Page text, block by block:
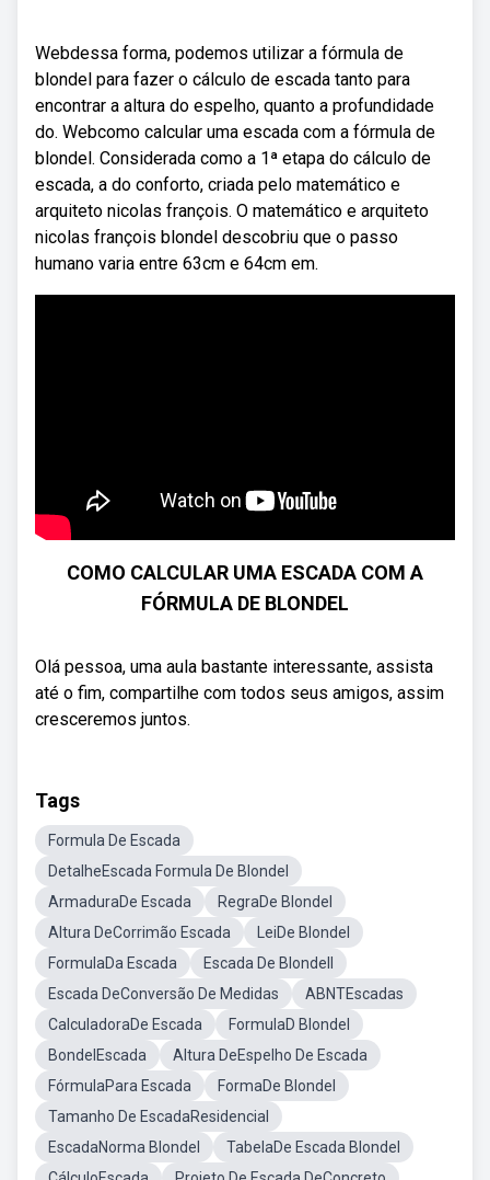
Webdessa forma, podemos utilizar a fórmula de
blondel para fazer o cálculo de escada tanto para
encontrar a altura do espelho, quanto a profundidade
do. Webcomo calcular uma escada com a fórmula de
blondel. Considerada como a 1ª etapa do cálculo de
escada, a do conforto, criada pelo matemático e
arquiteto nicolas françois. O matemático e arquiteto
nicolas françois blondel descobriu que o passo
humano varia entre 63cm e 64cm em.
COMO CALCULAR UMA ESCADA COM A
FÓRMULA DE BLONDEL
Olá pessoa, uma aula bastante interessante, assista
até o fim, compartilhe com todos seus amigos, assim
cresceremos juntos.
Tags
Formula De Escada
DetalheEscada Formula De Blondel
ArmaduraDe Escada
RegraDe Blondel
Altura DeCorrimão Escada
LeiDe Blondel
FormulaDa Escada
Escada De Blondell
Escada DeConversão De Medidas
ABNTEscadas
CalculadoraDe Escada
FormulaD Blondel
BondelEscada
Altura DeEspelho De Escada
FórmulaPara Escada
FormaDe Blondel
Tamanho De EscadaResidencial
EscadaNorma Blondel
TabelaDe Escada Blondel